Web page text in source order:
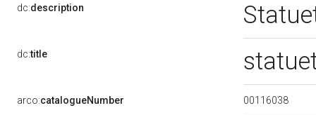
dc:description
dc:title
arco:catalogueNumber 00116038